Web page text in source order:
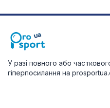
У разі повного або
гіперпосилання на